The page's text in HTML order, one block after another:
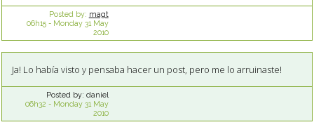
Posted by: magt
06h15- Monday 31 May
2010
Ja! Lo había visto y pensaba hacer un post, pero me lo arruinaste!
Posted by: daniel
06h32 - Monday 31 May
2010